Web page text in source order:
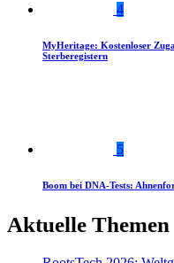
4
MyHeritage: Kostenloser
Sterberegistern
5
Boom bei DNA-Tests:
Aktuelle Themen